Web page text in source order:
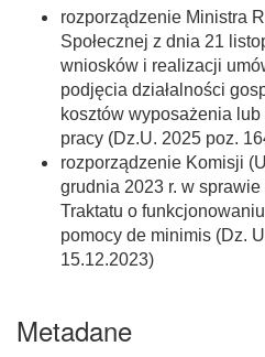
rozporządzenie Ministra
Społecznej z dnia 21
wniosków i realizacji
podjęcia działalności
kosztów wyposażenia
pracy (Dz.U. 2025 poz.
rozporządzenie Komisji
grudnia 2023 r. w
Traktatu o
pomocy de minimis (Dz.
15.12.2023)
Metadane